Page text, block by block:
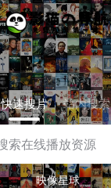
快速搜片 站内搜索
映像星球